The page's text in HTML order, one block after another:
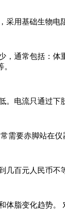
采用基础生物
，通常包括：
。电流只通过下
需要赤脚站在
几百元人民币不
体脂变化趋势